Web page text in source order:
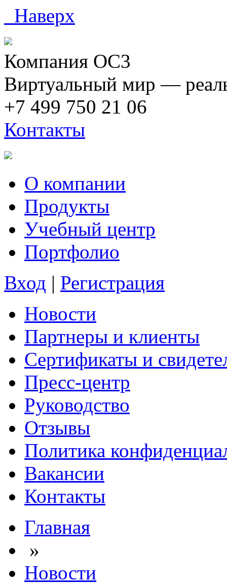
Наверх
Компания ОС3
Виртуальный мир —
+7 499 750 21 06
Контакты
О компании
Продукты
Учебный центр
Портфолио
Вход | Регистрация
Новости
Партнеры и клиенты
Сертификаты и
Пресс-центр
Руководство
Отзывы
Политика
Вакансии
Контакты
Главная
»
Новости